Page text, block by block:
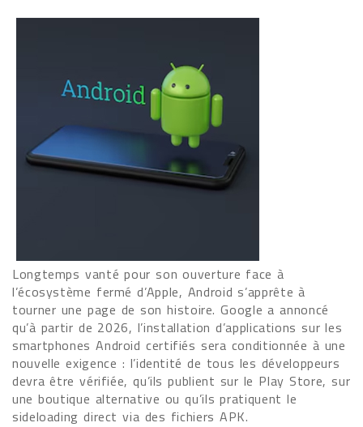
Longtemps vanté pour son ouverture face à
l’écosystème fermé d’Apple, Android s’apprête à
tourner une page de son histoire. Google a annoncé
qu’à partir de 2026, l’installation d’applications sur les
smartphones Android certifiés sera conditionnée à une
nouvelle exigence : l’identité de tous les développeurs
devra être vérifiée, qu’ils publient sur le Play Store, sur
une boutique alternative ou qu’ils pratiquent le
sideloading direct via des fichiers APK.